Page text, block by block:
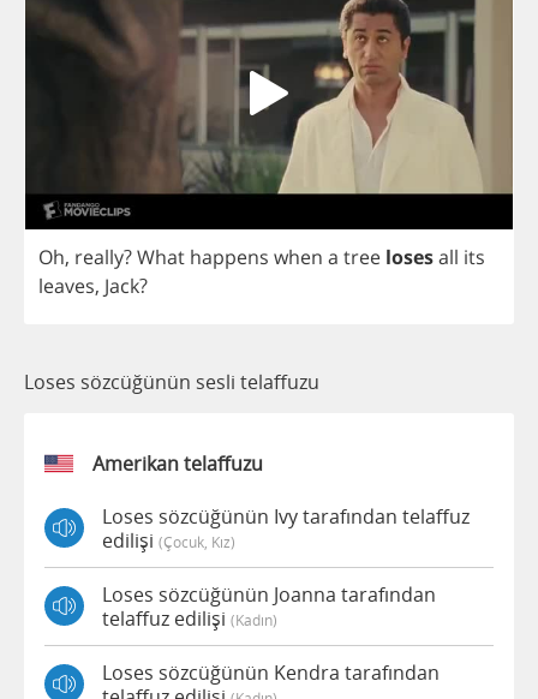
Oh, really?What happens when a tree losesall its
leaves, Jack?
Loses sözcüğünün sesli telaffuzu
Amerikan telaffuzu
Loses sözcüğünün Ivy tarafından telaffuz
edilişi (çocuk, Kız)
Loses sözcüğünün Joanna tarafından
telaffuz edilişi (kadın)
Loses sözcüğünün Kendra tarafından